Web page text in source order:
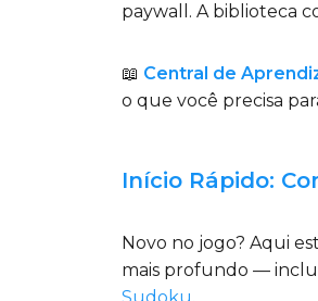
paywall. A biblioteca
📖 Central de
o que você precisa
Início Rápido:
Novo no jogo? Aqui
mais profundo —